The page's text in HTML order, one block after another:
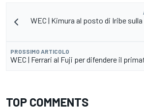
WEC | Kimura al posto di Iribe
PROSSIMO ARTICOLO
WEC | Ferrari al Fuji per difendere il
TOP COMMENTS